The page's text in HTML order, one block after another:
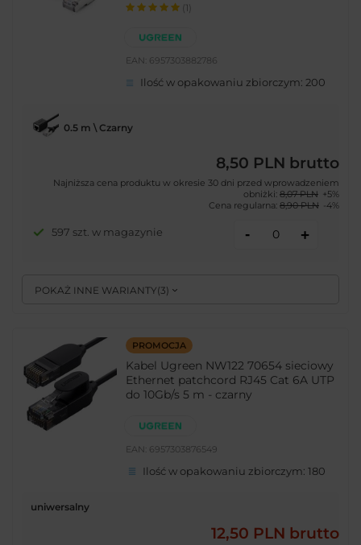
(1)
EAN: 6957303882786
Ilość w opakowaniu zbiorczym:200
POKAŻ INNE WARIANTY(3)
0.5 m \ Czarny
8,50 PLN brutto
Najniższa cena produktu w okresie 30 dni przed wprowadzeniem
obniżki: 8,07 PLN +5%
Cena regularna: 8,90 PLN -4%
597 szt. w magazynie - +
PROMOCJA
Kabel Ugreen NW122 70654 sieciowy
Ethernet patchcord RJ45 Cat 6A UTP
do 10Gb/s 5 m - czarny
EAN: 6957303876549
Ilość w opakowaniu zbiorczym:180
uniwersalny
12,50 PLN brutto